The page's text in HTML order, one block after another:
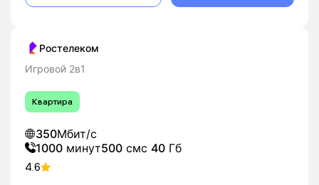
Ростелеком
Игровой 2в1
Квартира
350Мбит/с
1000 минут500 смс 40 Гб
4.6